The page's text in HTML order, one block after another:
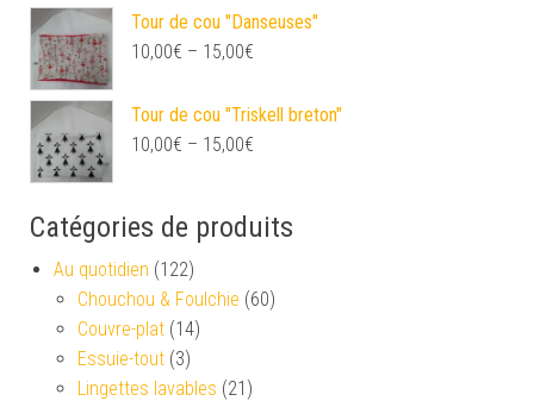
Tour de cou "Danseuses"
10,00€ – 15,00€
Tour de cou "Triskell breton"
10,00€ – 15,00€
Catégories de produits
Au quotidien (122)
Chouchou & Foulchie (60)
Couvre-plat (14)
Essuie-tout (3)
Lingettes lavables (21)